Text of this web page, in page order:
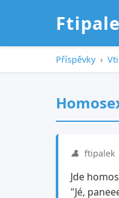
Příspěvky ›
👤 ftipalek
Jde
"Jé,